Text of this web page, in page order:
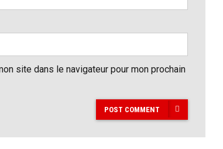
site dans le navigateur pour mon prochain
POST COMMENT